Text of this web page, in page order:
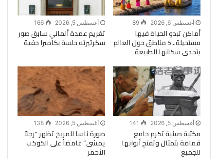
أغسطس 6, 2026 89
أماكن تبدو الحياة فيها
مستحيلة.. 5 مناطق حول العالم
يتحدى سكانها الطبيعة
أغسطس 5, 2026 166
تغريم عمدة ألماني سابق صور
سكرتيرته خلسة بكاميرا خفية
أغسطس 5, 2026 141
مكتبة صينية تكرم جامع
قمامة بتمثال وتفتح أبوابها
للجميع
أغسطس 5, 2026 138
صورة ناسا للمريخ تظهر “رجلاً
يمشى” غامضاً على الكوكب
الأحمر